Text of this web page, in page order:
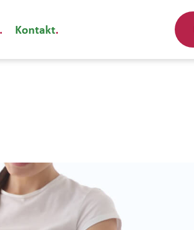
Kontakt